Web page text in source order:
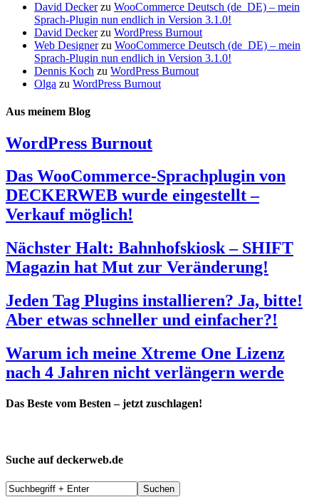
David Deckerzu WooCommerce Deutsch (de_DE) – mein
Sprach-Plugin nun endlich in Version 3.1.0!
David Deckerzu WordPress Burnout
Web Designerzu WooCommerce Deutsch (de_DE) – mein
Sprach-Plugin nun endlich in Version 3.1.0!
Dennis Koch zu WordPress Burnout
Olga zu WordPress Burnout
Aus meinem Blog
WordPress Burnout
Das WooCommerce-Sprachplugin von
DECKERWEB wurde eingestellt –
Verkauf möglich!
Nächster Halt: Bahnhofskiosk – SHIFT
Magazin hat Mut zur Veränderung!
Jeden Tag Plugins installieren? Ja, bitte!
Aber etwas schneller und einfacher?!
Warum ich meine Xtreme One Lizenz
nach 4 Jahren nicht verlängern werde
Das Beste vom Besten – jetzt zuschlagen!
Suche auf deckerweb.de